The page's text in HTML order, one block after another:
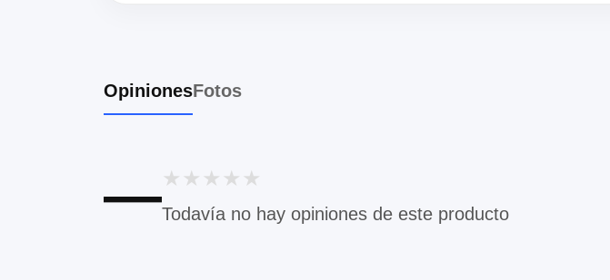
OpinionesFotos
—★ ★ ★ ★ ★
Todavía no hay opiniones de este producto